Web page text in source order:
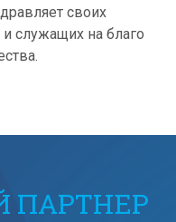
своих
служащих на благо
ПАРТНЕР